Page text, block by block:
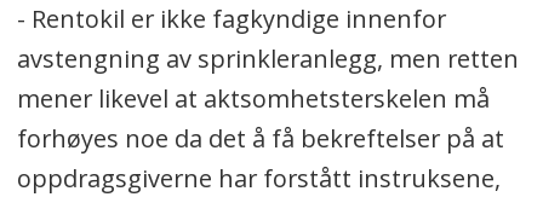
- Rentokil er ikke fagkyndige innenfor
avstengning av sprinkleranlegg, men retten
mener likevel at aktsomhetsterskelen må
forhøyes noe da det å få bekreftelser på at
oppdragsgiverne har forstått instruksene,